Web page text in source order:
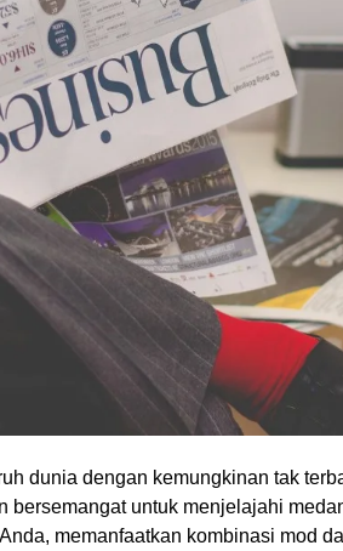
dunia dengan kemungkinan tak
bersemangat untuk menjelajahi
memanfaatkan kombinasi mod